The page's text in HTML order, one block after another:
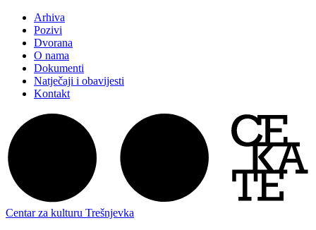
Arhiva
Pozivi
Dvorana
O nama
Dokumenti
Natječaji i obavijesti
Kontakt
Centar za kulturu Trešnjevka